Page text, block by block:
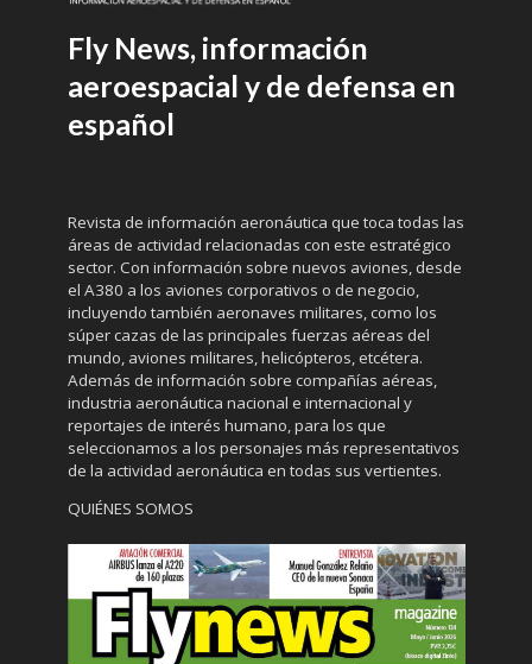
Fly News, información
aeroespacial y de defensa en
español
Revista de información aeronáutica que toca todas las
áreas de actividad relacionadas con este estratégico
sector. Con información sobre nuevos aviones, desde
el A380 a los aviones corporativos o de negocio,
incluyendo también aeronaves militares, como los
súper cazas de las principales fuerzas aéreas del
mundo, aviones militares, helicópteros, etcétera.
Además de información sobre compañías aéreas,
industria aeronáutica nacional e internacional y
reportajes de interés humano, para los que
seleccionamos a los personajes más representativos
de la actividad aeronáutica en todas sus vertientes.
QUIÉNES SOMOS